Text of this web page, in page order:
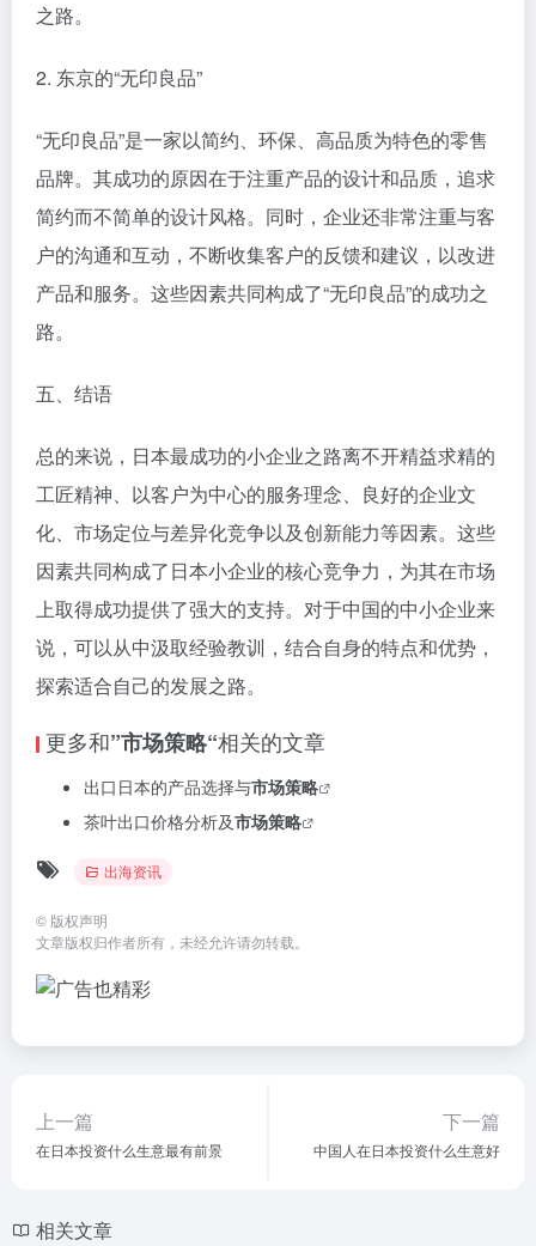
之路。
2. 东京的“无印良品”
“无印良品”是一家以简约、环保、高品质为特色的零售
品牌。其成功的原因在于注重产品的设计和品质，追求
简约而不简单的设计风格。同时，企业还非常注重与客
户的沟通和互动，不断收集客户的反馈和建议，以改进
产品和服务。这些因素共同构成了“无印良品”的成功之
路。
五、结语
总的来说，日本最成功的小企业之路离不开精益求精的
工匠精神、以客户为中心的服务理念、良好的企业文
化、市场定位与差异化竞争以及创新能力等因素。这些
因素共同构成了日本小企业的核心竞争力，为其在市场
上取得成功提供了强大的支持。对于中国的中小企业来
说，可以从中汲取经验教训，结合自身的特点和优势，
探索适合自己的发展之路。
更多和”市场策略“相关的文章
出口日本的产品选择与市场策略
茶叶出口价格分析及市场策略
出海资讯
© 版权声明
文章版权归作者所有，未经允许请勿转载。
上一篇
在日本投资什么生意最有前景
下一篇
中国人在日本投资什么生意好
相关文章